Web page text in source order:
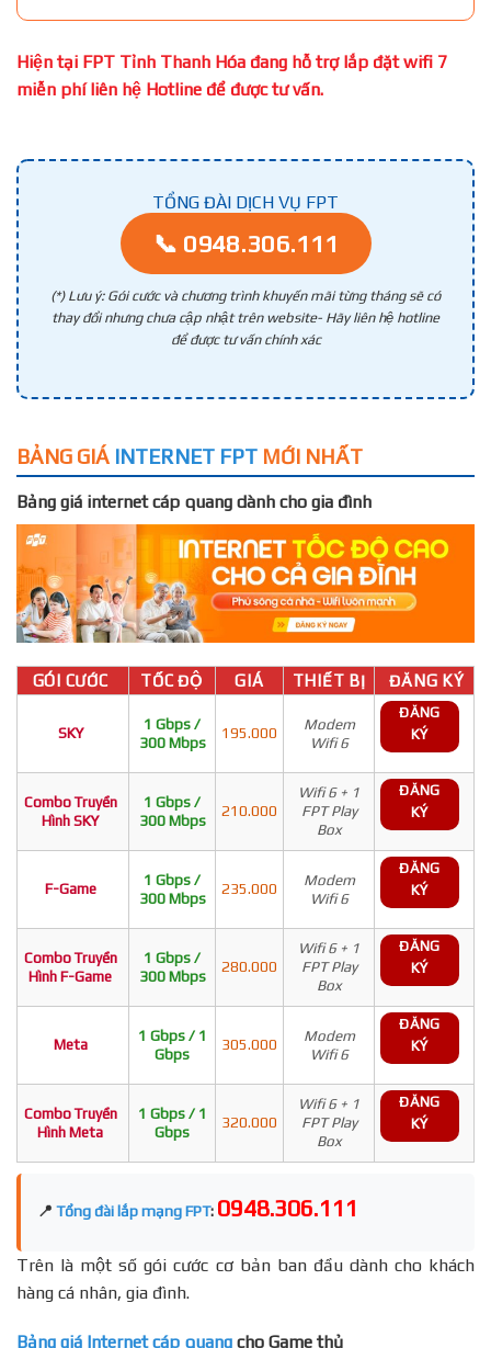
Hiện tại FPT Tỉnh Thanh Hóa đang hỗ trợ lắp đặt wifi 7
miễn phí liên hệ Hotline để được tư vấn.
TỔNG ĐÀI DỊCH VỤ FPT
📞 0948.306.111
(*) Lưu ý: Gói cước và chương trình khuyến mãi từng tháng sẽ có
thay đổi nhưng chưa cập nhật trên website- Hãy liên hệ hotline
để được tư vấn chính xác
BẢNG GIÁ INTERNET FPT MỚI NHẤT
Bảng giá internet cáp quang dành cho gia đình
GÓI CƯỚC TỐC ĐỘ GIÁ THIẾT BỊ ĐĂNG KÝ
SKY
1 Gbps /
300 Mbps
195.000
Modem
Wifi 6
ĐĂNG
KÝ
Combo Truyền
Hình SKY
1 Gbps /
300 Mbps
210.000
Wifi 6 + 1
FPT Play
Box
ĐĂNG
KÝ
F-Game
1 Gbps /
300 Mbps
235.000
Modem
Wifi 6
ĐĂNG
KÝ
Combo Truyền
Hình F-Game
1 Gbps /
300 Mbps
280.000
Wifi 6 + 1
FPT Play
Box
ĐĂNG
KÝ
Meta
1 Gbps / 1
Gbps
305.000
Modem
Wifi 6
ĐĂNG
KÝ
Combo Truyền
Hình Meta
1 Gbps / 1
Gbps
320.000
Wifi 6 + 1
FPT Play
Box
ĐĂNG
KÝ
📍 Tổng đài lắp mạng FPT: 0948.306.111
Trên là một số gói cước cơ bản ban đầu dành cho khách
hàng cá nhân, gia đình.
Bảng giá Internet cáp quang cho Game thủ